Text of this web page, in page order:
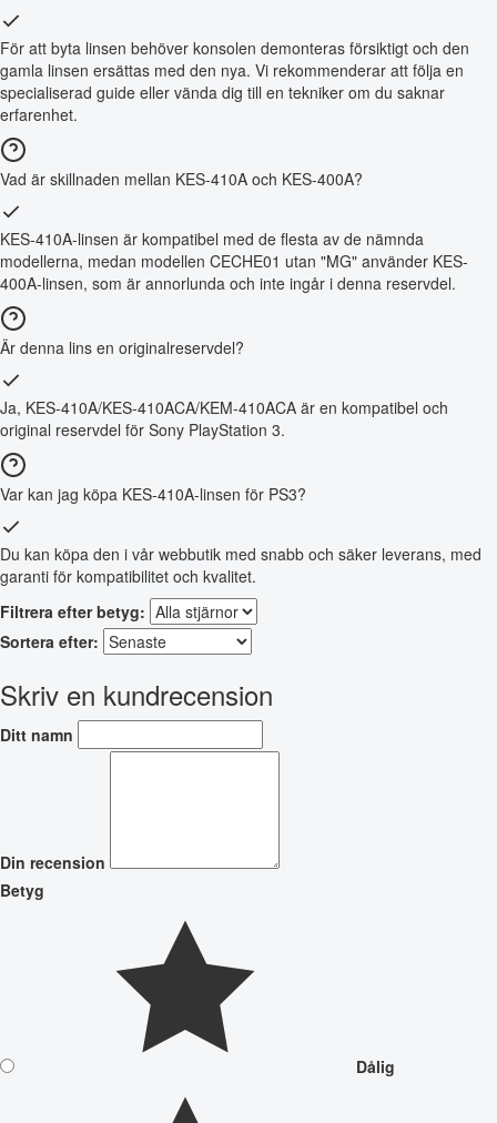
För att byta linsen behöver konsolen demonteras försiktigt och den
gamla linsen ersättas med den nya. Vi rekommenderar att följa en
specialiserad guide eller vända dig till en tekniker om du saknar
erfarenhet.
Vad är skillnaden mellan KES-410A och KES-400A?
KES-410A-linsen är kompatibel med de flesta av de nämnda
modellerna, medan modellen CECHE01 utan "MG" använder KES-
400A-linsen, som är annorlunda och inte ingår i denna reservdel.
Är denna lins en originalreservdel?
Ja, KES-410A/KES-410ACA/KEM-410ACA är en kompatibel och
original reservdel för Sony PlayStation 3.
Var kan jag köpa KES-410A-linsen för PS3?
Du kan köpa den i vår webbutik med snabb och säker leverans, med
garanti för kompatibilitet och kvalitet.
Filtrera efter betyg:
Sortera efter:
Skriv en kundrecension
Ditt namn
Din recension
Betyg
Dålig